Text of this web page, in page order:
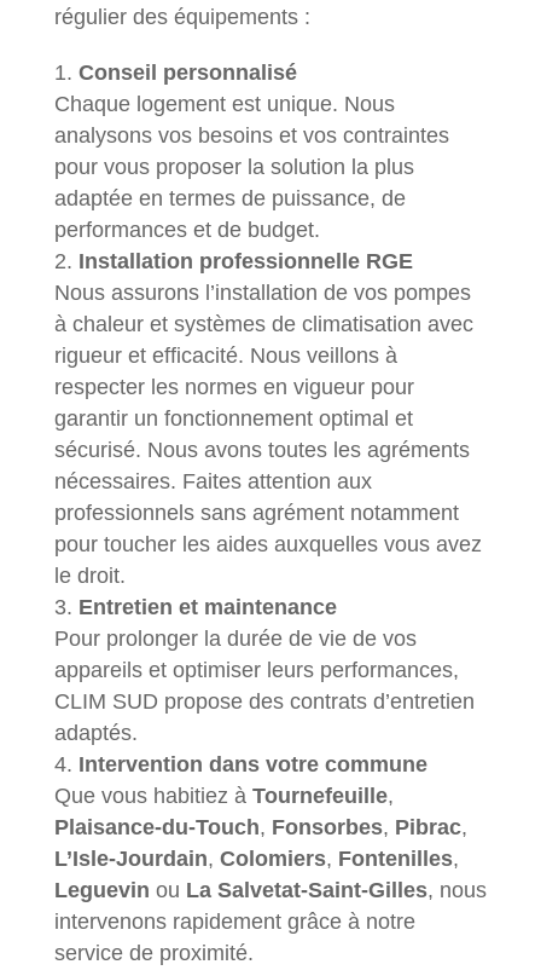
régulier des équipements :
Conseil personnalisé
Chaque logement est unique. Nous
analysons vos besoins et vos contraintes
pour vous proposer la solution la plus
adaptée en termes de puissance, de
performances et de budget.
Installation professionnelle RGE
Nous assurons l’installation de vos pompes
à chaleur et systèmes de climatisation avec
rigueur et efficacité. Nous veillons à
respecter les normes en vigueur pour
garantir un fonctionnement optimal et
sécurisé. Nous avons toutes les agréments
nécessaires. Faites attention aux
professionnels sans agrément notamment
pour toucher les aides auxquelles vous avez
le droit.
Entretien et maintenance
Pour prolonger la durée de vie de vos
appareils et optimiser leurs performances,
CLIM SUD propose des contrats d’entretien
adaptés.
Intervention dans votre commune
Que vous habitiez à Tournefeuille,
Plaisance-du-Touch, Fonsorbes, Pibrac,
L’Isle-Jourdain, Colomiers, Fontenilles,
Leguevin ou La Salvetat-Saint-Gilles, nous
intervenons rapidement grâce à notre
service de proximité.